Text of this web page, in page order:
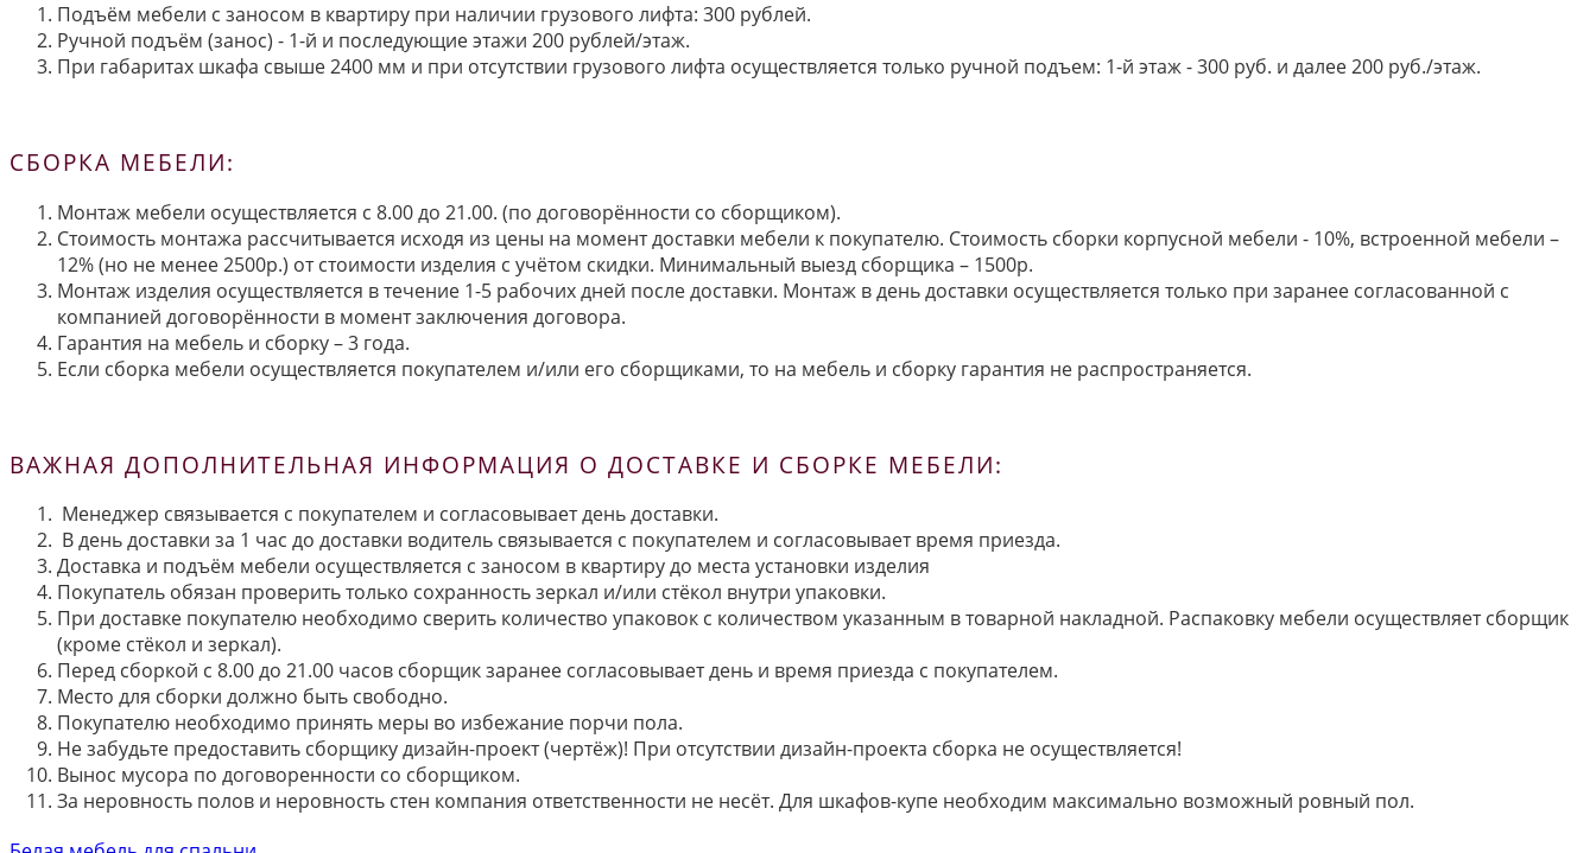
Подъём мебели с заносом в квартиру при наличии грузового лифта: 300 рублей.
Ручной подъём (занос) - 1-й и последующие этажи 200 рублей/этаж.
При габаритах шкафа свыше 2400 мм и при отсутствии грузового лифта осуществляется только ручной подъем: 1-й этаж - 300 руб. и далее 200 руб./этаж.
СБОРКА МЕБЕЛИ:
Монтаж мебели осуществляется с 8.00 до 21.00. (по договорённости со сборщиком).
Стоимость монтажа рассчитывается исходя из цены на момент доставки мебели к покупателю. Стоимость сборки корпусной мебели - 10%, встроенной мебели –
12% (но не менее 2500р.) от стоимости изделия с учётом скидки. Минимальный выезд сборщика – 1500р.
Монтаж изделия осуществляется в течение 1-5 рабочих дней после доставки. Монтаж в день доставки осуществляется только при заранее согласованной с
компанией договорённости в момент заключения договора.
Гарантия на мебель и сборку – 3 года.
Если сборка мебели осуществляется покупателем и/или его сборщиками, то на мебель и сборку гарантия не распространяется.
ВАЖНАЯ ДОПОЛНИТЕЛЬНАЯ ИНФОРМАЦИЯ О ДОСТАВКЕ И СБОРКЕ МЕБЕЛИ:
Менеджер связывается с покупателем и согласовывает день доставки.
В день доставки за 1 час до доставки водитель связывается с покупателем и согласовывает время приезда.
Доставка и подъём мебели осуществляется с заносом в квартиру до места установки изделия
Покупатель обязан проверить только сохранность зеркал и/или стёкол внутри упаковки.
При доставке покупателю необходимо сверить количество упаковок с количеством указанным в товарной накладной. Распаковку мебели осуществляет сборщик
(кроме стёкол и зеркал).
Перед сборкой с 8.00 до 21.00 часов сборщик заранее согласовывает день и время приезда с покупателем.
Место для сборки должно быть свободно.
Покупателю необходимо принять меры во избежание порчи пола.
Не забудьте предоставить сборщику дизайн-проект (чертёж)! При отсутствии дизайн-проекта сборка не осуществляется!
Вынос мусора по договоренности со сборщиком.
За неровность полов и неровность стен компания ответственности не несёт. Для шкафов-купе необходим максимально возможный ровный пол.